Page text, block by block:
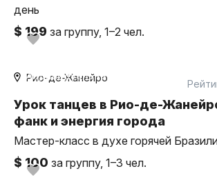
день
$ 199 за группу, 1–2 чел.
индивидуальная
Рио-де-Жанейро
Урок танцев в Рио-де-
фанк и энергия города
Мастер-класс в духе горячей
$ 100 за группу, 1–3 чел.